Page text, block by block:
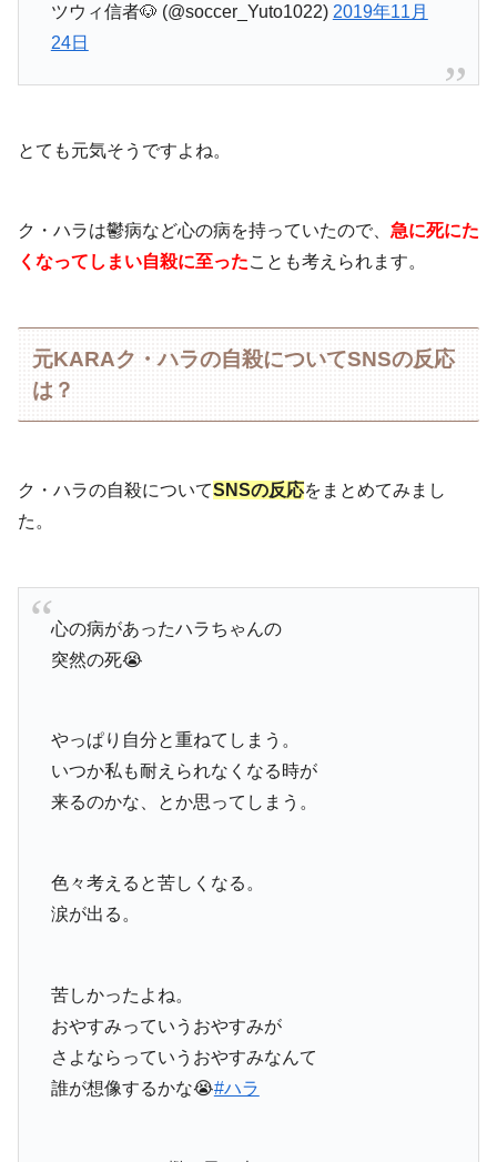
ツウィ信者🐶 (@soccer_Yuto1022) 2019年11月
24日
とても元気そうですよね。
ク・ハラは鬱病など心の病を持っていたので、 急に死にた
くなってしまい自殺に至ったことも考えられます。
元KARAク・ハラの自殺についてSNSの反応
は？
ク・ハラの自殺についてSNSの反応をまとめてみまし
た。
心の病があったハラちゃんの
突然の死😭
やっぱり自分と重ねてしまう。
いつか私も耐えられなくなる時が
来るのかな、とか思ってしまう。
色々考えると苦しくなる。
涙が出る。
苦しかったよね。
おやすみっていうおやすみが
さよならっていうおやすみなんて
誰が想像するかな😭#ハラ